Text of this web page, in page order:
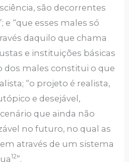
são decorrentes
e “que esses males só
daquilo que chama
e instituições básicas
dos males constitui o que
“o projeto é realista,
e desejável,
que ainda não
no futuro, no qual as
através de um sistema
12”.